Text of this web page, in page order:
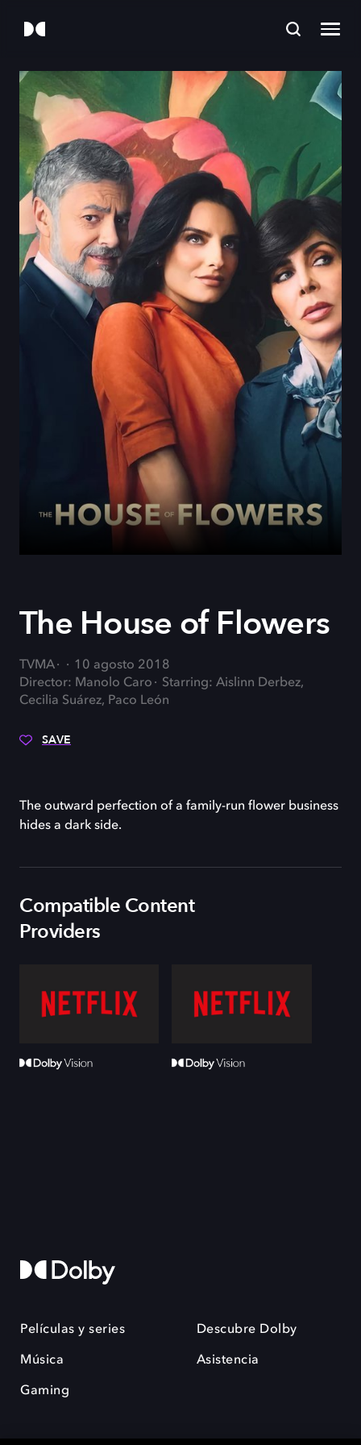
The House of Flowers
TVMA
10 agosto 2018
Director: Manolo Caro
Starring: Aislinn Derbez,
Cecilia Suárez, Paco León
SAVE
The outward perfection of a family-run flower business
hides a dark side.
Compatible Content
Providers
Películas y series
Música
Gaming
Descubre Dolby
Asistencia